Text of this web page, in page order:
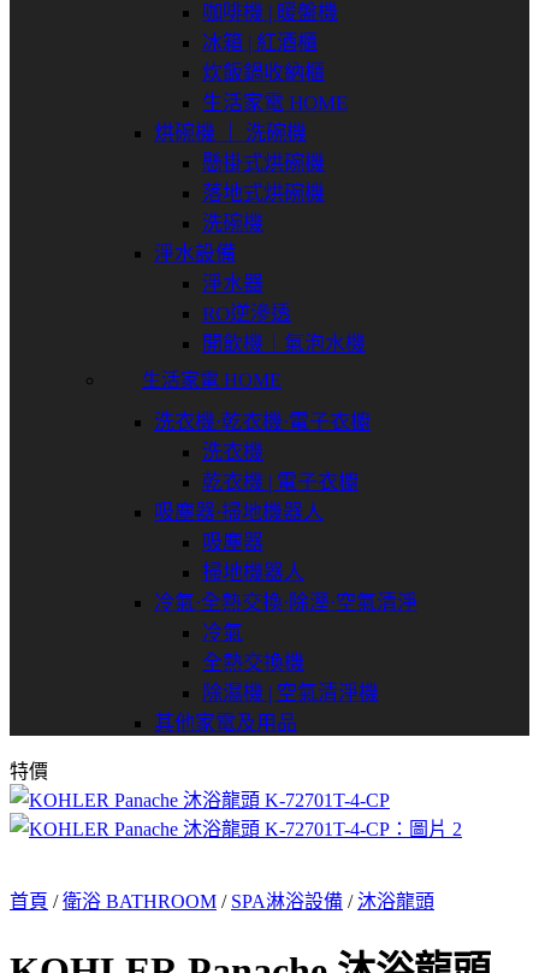
咖啡機 | 暖盤機
冰箱 | 紅酒櫃
炊飯鍋收納櫃
生活家電 HOME
烘碗機 ｜ 洗碗機
懸掛式烘碗機
落地式烘碗機
洗碗機
淨水設備
淨水器
RO逆滲透
開飲機｜氣泡水機
生活家電 HOME
洗衣機⋅乾衣機⋅電子衣櫥
洗衣機
乾衣機 | 電子衣櫥
吸塵器⋅掃地機器人
吸塵器
掃地機器人
冷氣⋅全熱交換⋅除溼⋅空氣清淨
冷氣
全熱交換機
除濕機 | 空氣清淨機
其他家電及用品
特價
首頁 / 衛浴 BATHROOM / SPA淋浴設備 / 沐浴龍頭